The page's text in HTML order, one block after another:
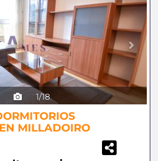
1/18
MILLADOIRO